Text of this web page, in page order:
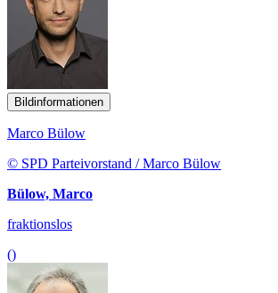
Bildinformationen
Marco Bülow
© SPD Parteivorstand / Marco Bülow
Bülow, Marco
fraktionslos
()